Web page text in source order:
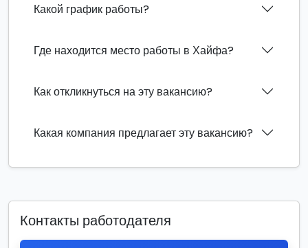
Какой график работы?
Где находится место работы в Хайфа?
Как откликнуться на эту вакансию?
Какая компания предлагает эту вакансию?
Контакты работодателя